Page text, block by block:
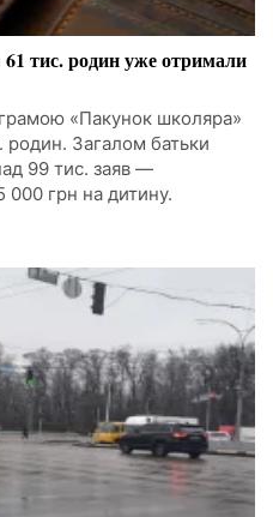
тис. родин уже отримали
«Пакунок школяра»
Загалом батьки
99 тис. заяв —
000 грн на дитину.